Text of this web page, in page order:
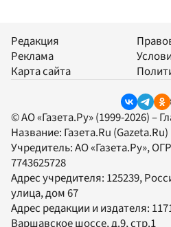
Редакция
Реклама
Карта сайта
© АО «Газета.Ру» (1999-2026) –
Название: Газета.Ru (Gazeta.Ru)
Учредитель:АО «Газета.Ру»,
7743625728
Адрес учредителя: 125239,
улица, дом 67
Адрес редакции и издателя:
Варшавское шоссе, д.9, стр.1